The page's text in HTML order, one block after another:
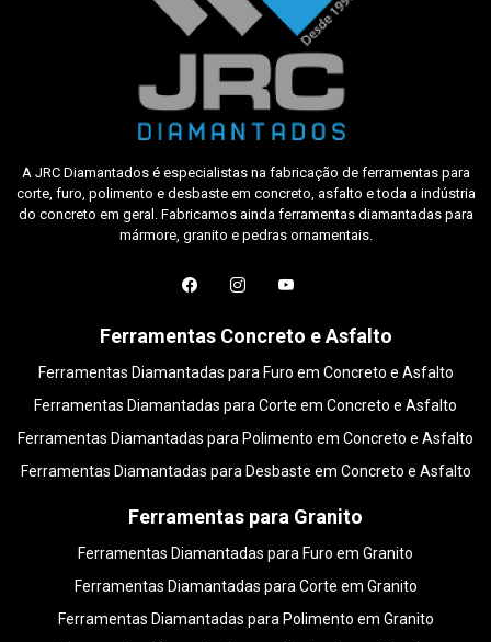
A JRC Diamantados é especialistas na fabricação de ferramentas para
corte, furo, polimento e desbaste em concreto, asfalto e toda a indústria
do concreto em geral. Fabricamos ainda ferramentas diamantadas para
mármore, granito e pedras ornamentais.
Ferramentas Concreto e Asfalto
Ferramentas Diamantadas para Furo em Concreto e Asfalto
Ferramentas Diamantadas para Corte em Concreto e Asfalto
Ferramentas Diamantadas para Polimento em Concreto e Asfalto
Ferramentas Diamantadas para Desbaste em Concreto e Asfalto
Ferramentas para Granito
Ferramentas Diamantadas para Furo em Granito
Ferramentas Diamantadas para Corte em Granito
Ferramentas Diamantadas para Polimento em Granito